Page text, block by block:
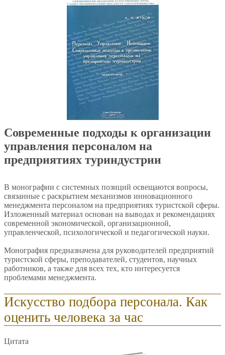
Современные подходы к организации
управления персоналом на
предприятиях туриндустрии
В монографии с системных позиций освещаются вопросы,
связанные с раскрытием механизмов инновационного
менеджмента персоналом на предприятиях туристской сферы.
Изложенный материал основан на выводах и рекомендациях
современной экономической, организационной,
управленческой, психологической и педагогической науки.
Монография предназначена для руководителей предприятий
туристской сферы, преподавателей, студентов, научных
работников, а также для всех тех, кто интересуется
проблемами менеджмента.
Искусство подбора персонала. Как
оценить человека за час
Цитата